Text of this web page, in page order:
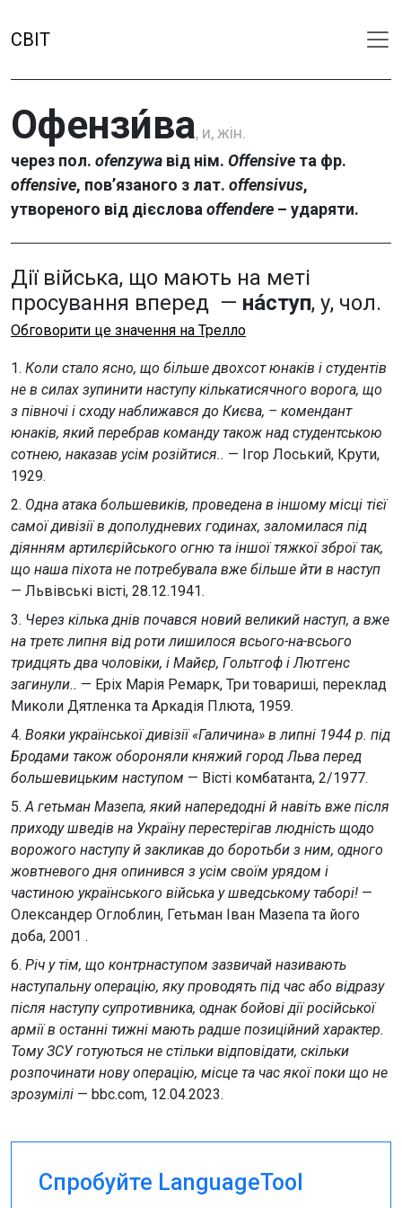
СВІТ
Офензи́ва, и, жін.
через пол. ofenzywa від нім. Offensive та фр.
offensive, пов’язаного з лат. offensivus,
утвореного від дієслова offendere – ударяти.
Дії війська, що мають на меті
просування вперед — на́ступ, у, чол.
Обговорити це значення на Трелло
1. Коли стало ясно, що більше двохсот юнаків і студентів
не в силах зупинити наступу кількатисячного ворога, що
з півночі і сходу наближався до Києва, – комендант
юнаків, який перебрав команду також над студентською
сотнею, наказав усім розійтися.. — Ігор Лоський, Крути,
1929.
2. Одна атака большевиків, проведена в іншому місці тієї
самої дивізії в дополудневих годинах, заломилася під
діянням артилєрійського огню та іншої тяжкої зброї так,
що наша піхота не потребувала вже більше йти в наступ
— Львівські вісті, 28.12.1941.
3. Через кілька днів почався новий великий наступ, а вже
на третє липня від роти лишилося всього-на-всього
тридцять два чоловіки, і Майєр, Гольтгоф і Лютгенс
загинули.. — Еріх Марія Ремарк, Три товариші, переклад
Миколи Дятленка та Аркадія Плюта, 1959.
4. Вояки української дивізії «Галичина» в липні 1944 р. під
Бродами також обороняли княжий город Льва перед
большевицьким наступом — Вісті комбатанта, 2/1977.
5.А гетьман Мазепа, який напередодні й навіть вже після
приходу шведів на Україну перестерігав людність щодо
ворожого наступу й закликав до боротьби з ним, одного
жовтневого дня опинився з усім своїм урядом і
частиною українського війська у шведському таборі! —
Олександер Оглоблин, Гетьман Іван Мазепа та його
доба, 2001 .
6. Річ у тім, що контрнаступом зазвичай називають
наступальну операцію, яку проводять під час або відразу
після наступу супротивника, однак бойові дії російської
армії в останні тижні мають радше позиційний характер.
Тому ЗСУ готуються не стільки відповідати, скільки
розпочинати нову операцію, місце та час якої поки що не
зрозумілі — bbc.com, 12.04.2023.
Спробуйте LanguageTool